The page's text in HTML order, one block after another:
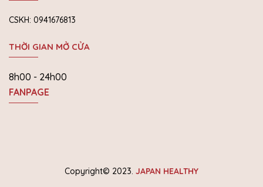
CSKH: 0941676813
THỜI GIAN MỞ CỬA
8h00 - 24h00
FANPAGE
Copyright© 2023. JAPAN HEALTHY